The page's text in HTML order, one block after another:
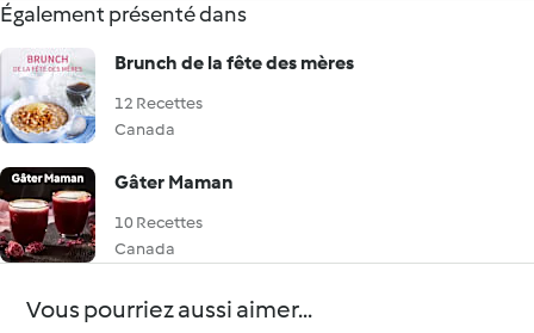
Également présenté dans
Brunch de la fête des mères
12 Recettes
Canada
Gâter Maman
10 Recettes
Canada
Vous pourriez aussi aimer...